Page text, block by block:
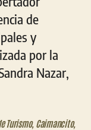
de
y
por la
Nazar,
Turismo, Caimancito,